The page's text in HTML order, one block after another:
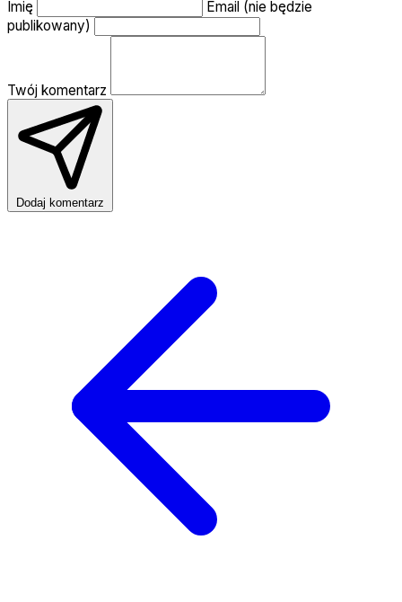
Imię
Email (nie będzie
publikowany)
Twój komentarz
Dodaj komentarz